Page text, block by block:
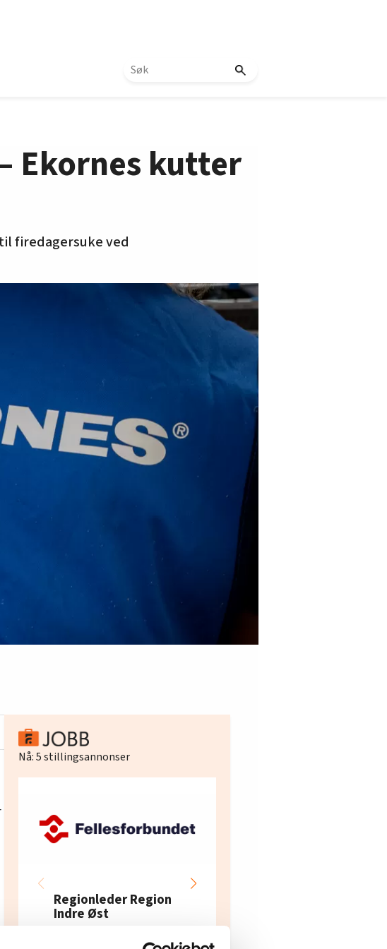
Ekornes kutter
firedagersuke ved
Nå:5stillingsannonser
Regionleder Region
Indre Øst